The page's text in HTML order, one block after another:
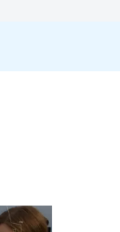
на N-
метилювання
Потім 4a-